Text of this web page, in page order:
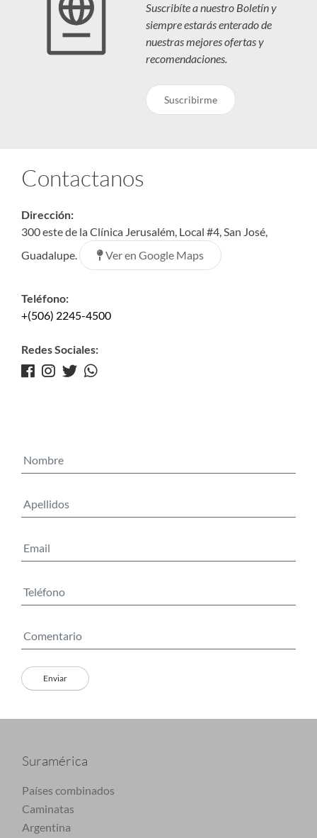
Suscribíte a nuestro Boletín y
siempre estarás enterado de
nuestras mejores ofertas y
recomendaciones.
Suscribirme
Contactanos
Dirección:
300 este de la Clínica Jerusalém, Local #4, San José,
Guadalupe.
Ver en Google Maps
Teléfono:
+(506) 2245-4500
Redes Sociales:
Suramérica
Países combinados
Caminatas
Argentina